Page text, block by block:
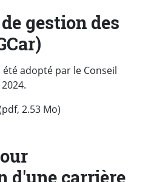
gestion des
été adopté par le Conseil
2.53 Mo)
d'une carrière